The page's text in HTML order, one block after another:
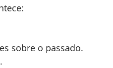
sobre o passado.